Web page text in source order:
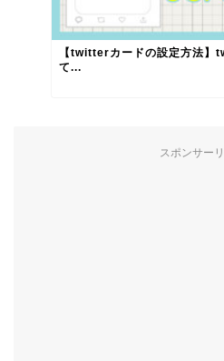
【twitterカードの設定方法】
て...
スポンサー